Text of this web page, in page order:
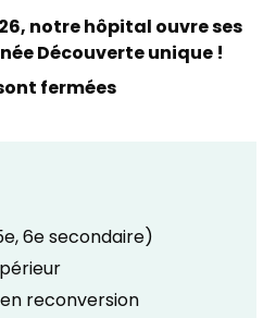
notre hôpital ouvre ses
Découverte unique !
fermées
6e secondaire)
reconversion